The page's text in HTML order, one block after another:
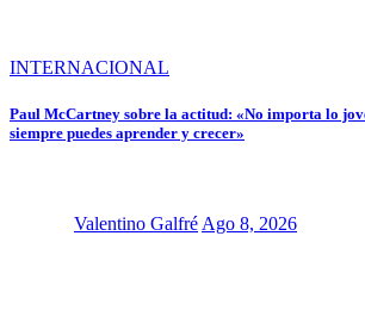
INTERNACIONAL
Paul McCartney sobre la actitud: «No importa lo
siempre puedes aprender y crecer»
Valentino Galfré Ago 8, 2026